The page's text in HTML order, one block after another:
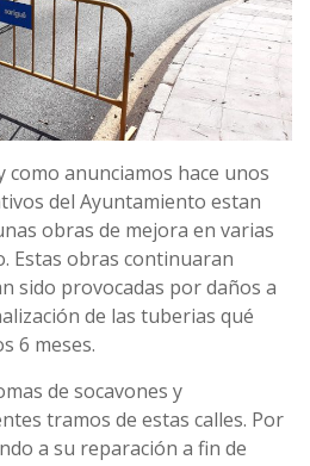
como anunciamos hace unos
del Ayuntamiento estan
obras de mejora en varias
Estas obras continuaran
sido provocadas por daños a
de las tuberias qué
6 meses.
de socavones y
tramos de estas calles. Por
a su reparación a fin de